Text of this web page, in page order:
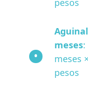
pesos
meses:
meses
pesos